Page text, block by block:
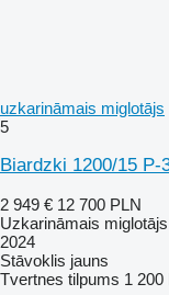
uzkarināmais miglotājs
5
Biardzki 1200/15 P-
2 949 € 12 700 PLN
Uzkarināmais miglotājs
2024
Stāvoklis jauns
Tvertnes tilpums 1 200